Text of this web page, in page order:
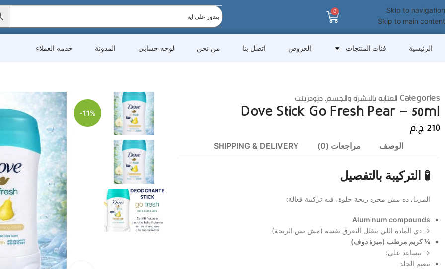
Skip to navigation
Skip to main content
0
الرئيسية فئات المنتجات العروض اتصل بنا من نحن لوحه حسابى المدونة خدمه العملاء
Categoriesالعناية بالبشرة والجسم,ديودرينت
Dove Stick Go Fresh Pear – 50ml
210ج.م
الوصف مراجعات (0) SHIPPING & DELIVERY
🧪 التركيبة بالتفصيل
المزيل ده مش مجرد ريحة حلوة، فيه تركيبة فعالة:
Aluminum compounds
→ دي المادة اللي بتقلل التعرق نفسه (مش بس الريحة)
¼ كريم مرطب (ميزة دوف)
→ بيساعد على:
تنعيم الجلد
-11%